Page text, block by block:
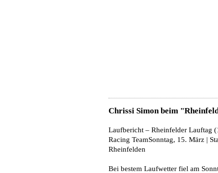
Chrissi Simon beim
Laufbericht – Rheinfelder Lauftag
Racing TeamSonntag, 15. März |
Rheinfelden
Bei bestem Laufwetter fiel am